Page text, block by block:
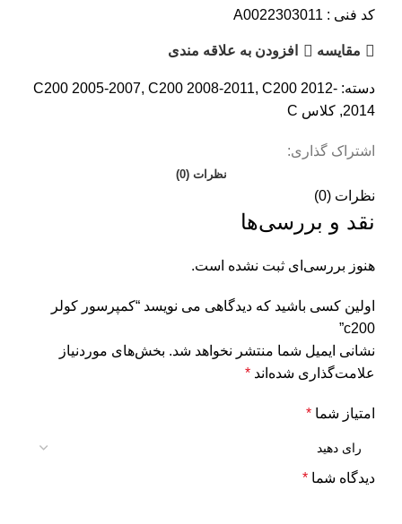
کد فنی : A0022303011
مقایسه افزودن به علاقه مندی
دسته: C200 2005-2007, C200 2008-2011, C200 2012-
2014
, کلاس C
اشتراک گذاری:
نظرات (0)
نظرات (0)
نقد و بررسی‌ها
هنوز بررسی‌ای ثبت نشده است.
اولین کسی باشید که دیدگاهی می نویسد “کمپرسور کولر
c200”
نشانی ایمیل شما منتشر نخواهد شد. بخش‌های موردنیاز
علامت‌گذاری شده‌اند *
امتیاز شما *
دیدگاه شما *